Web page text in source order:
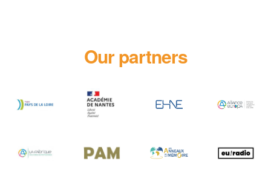
Our partners